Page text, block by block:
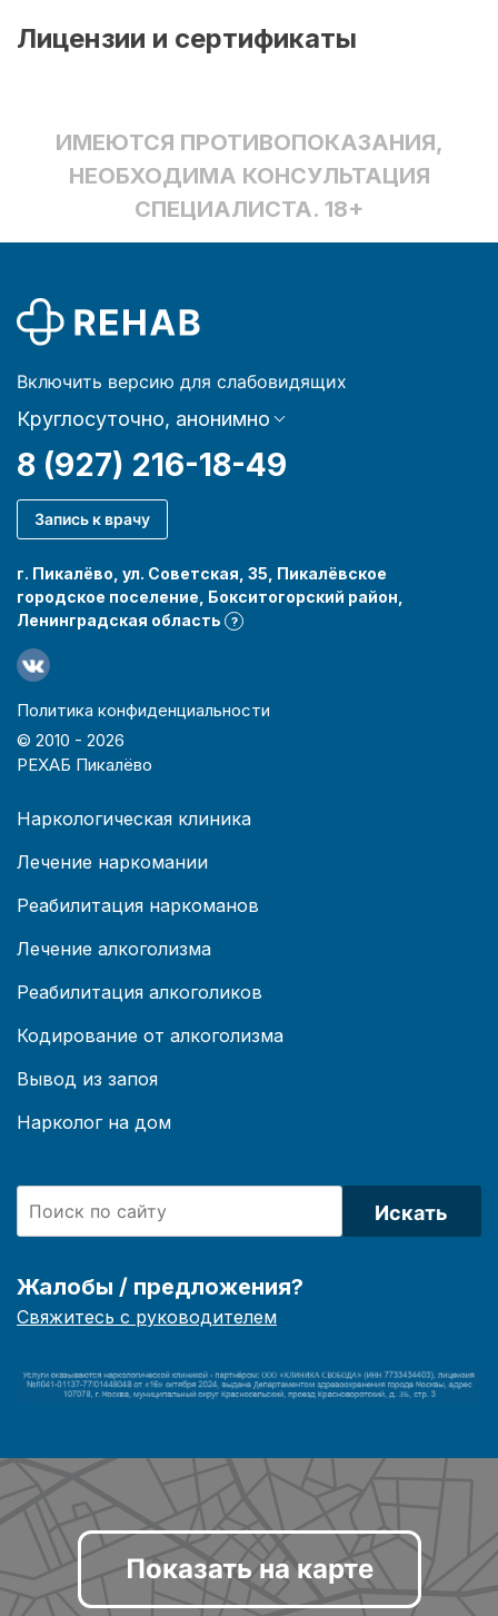
Лицензии и сертификаты
ИМЕЮТСЯ ПРОТИВОПОКАЗАНИЯ,
НЕОБХОДИМА КОНСУЛЬТАЦИЯ
СПЕЦИАЛИСТА. 18+
Включить версию для слабовидящих
Круглосуточно, анонимно
8 (927) 216-18-49
Запись к врачу
г. Пикалёво, ул. Советская, 35, Пикалёвское
городское поселение, Бокситогорский район,
Ленинградская область
?
Политика конфиденциальности
© 2010 - 2026
РЕХАБ Пикалёво
Наркологическая клиника
Лечение наркомании
Реабилитация наркоманов
Лечение алкоголизма
Реабилитация алкоголиков
Кодирование от алкоголизма
Вывод из запоя
Нарколог на дом
Искать
Жалобы / предложения?
Свяжитесь с руководителем
Показать на карте